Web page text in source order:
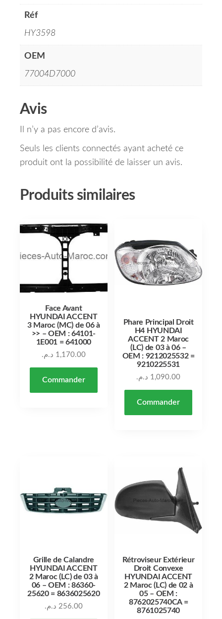
Réf
HY3598
OEM
77004D7000
Avis
Il n’y a pas encore d’avis.
Seuls les clients connectés ayant acheté ce
produit ont la possibilité de laisser un avis.
Produits similaires
Face Avant
HYUNDAI ACCENT
3 Maroc (MC) de 06 à
>> – OEM : 64101-
1E001 = 641000
1,170.00 د.م.
Commander
Phare Principal Droit
H4 HYUNDAI
ACCENT 2 Maroc
(LC) de 03 à 06 –
OEM : 9212025532 =
9210225531
1,090.00 د.م.
Commander
Grille de Calandre
HYUNDAI ACCENT
2 Maroc (LC) de 03 à
06 – OEM : 86360-
25620 = 8636025620
256.00 د.م.
Rétroviseur Extérieur
Droit Convexe
HYUNDAI ACCENT
2 Maroc (LC) de 02 à
05 – OEM :
8762025740CA =
8761025740